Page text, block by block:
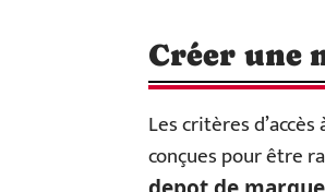
Créer une
Les critères
conçues pour être